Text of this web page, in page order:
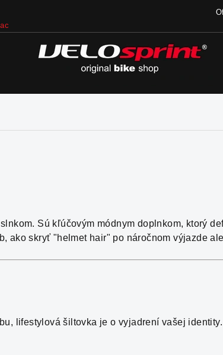
Sú kľúčovým módnym doplnkom, ktorý
ako skryť "helmet hair" po náročnom výjazde
lifestylová šiltovka je o vyjadrení vašej